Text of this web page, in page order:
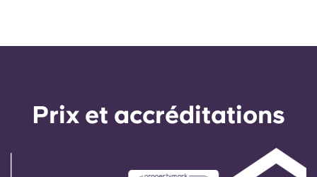
Prix ​​et accréditations